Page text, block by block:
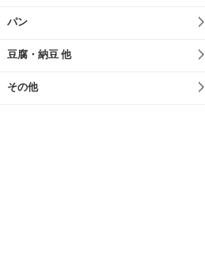
パン
豆腐・納豆 他
その他